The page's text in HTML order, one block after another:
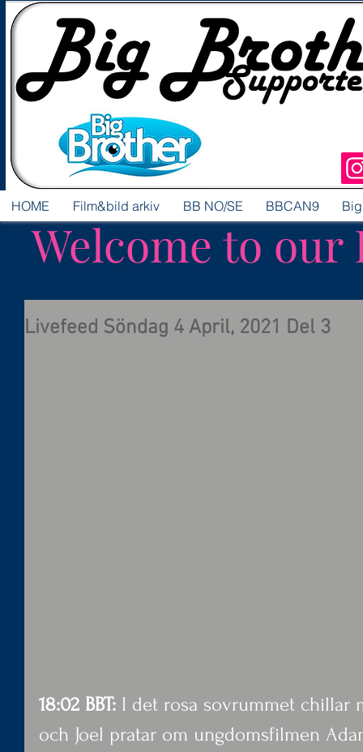
Welcome to our
HOME Film&bild arkiv BB NO/SE BBCAN9
Livefeed Söndag 4 April, 2021 Del 3
18:02 BBT: I det rosa sovrummet chillar
och Joel pratar om ungdomsfilmen